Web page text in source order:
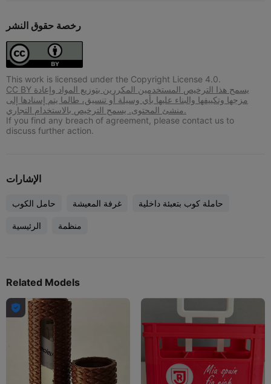
رخصة حقوق النشر
This work is licensed under the Copyright License 4.0.
CC BY يسمح هذا الترخيص المستخدمين المكررين بتوزيع المواد وإعادة
مزجها وتكييفها والبناء عليها بأي وسيلة أو تنسيق، طالما يتم إسنادها إلى
منشئ المحتوى. يسمح الترخيص بالاستخدام التجاري.
If you find any breach of agreement, please contact us to
discuss further action.
الإشارات
حامل الكوب غرفة المعيشة حاملة كوب بتعبئة داخلية
الرئيسية منظمة
Related Models
